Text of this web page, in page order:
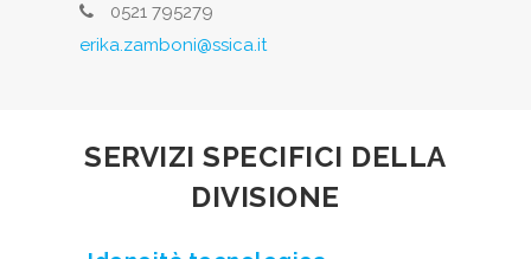
0521 795279
erika.zamboni@ssica.it
SERVIZI SPECIFICI DELLA
DIVISIONE